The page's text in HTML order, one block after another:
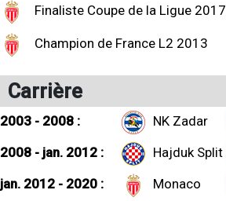
Finaliste Coupe de la Ligue 2017
Champion de France L2 2013
Carrière
2003 - 2008 :
NK Zadar
2008 - jan. 2012 :
Hajduk Split
jan. 2012 - 2020 :
Monaco